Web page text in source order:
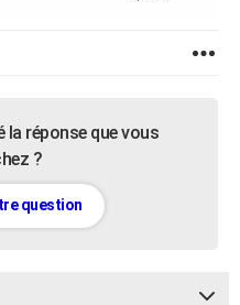
la réponse que vous
?
question